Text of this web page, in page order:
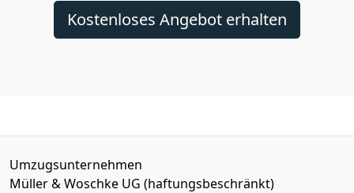
Kostenloses Angebot erhalten
Umzugsunternehmen
Müller & Woschke UG (haftungsbeschränkt)